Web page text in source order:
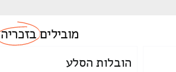
מוביליםבזכריה
הובלות הסלע